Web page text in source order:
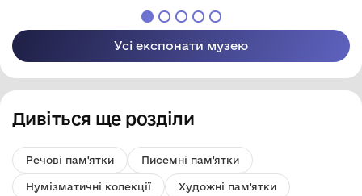
Усі експонати музею
Дивіться ще розділи
Речові пам'ятки Писемні пам'ятки
Нумізматичні колекції Художні пам'ятки